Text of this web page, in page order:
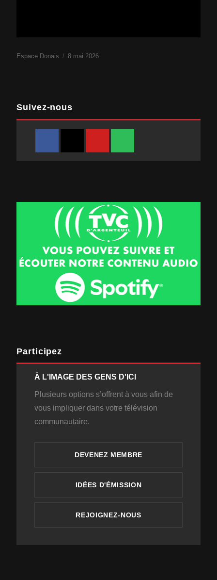
Espace Donais
Publié
8 mai 2026
Suivez-nous
Participez
À L'IMAGE DES GENS D'ICI
Plusieurs options s’offrent à vous afin de
vous impliquer dans votre télévision
communautaire.
DEVENEZ MEMBRE
IDÉES D'ÉMISSION
REJOIGNEZ-NOUS